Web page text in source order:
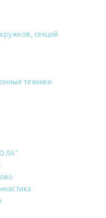
секций
техники